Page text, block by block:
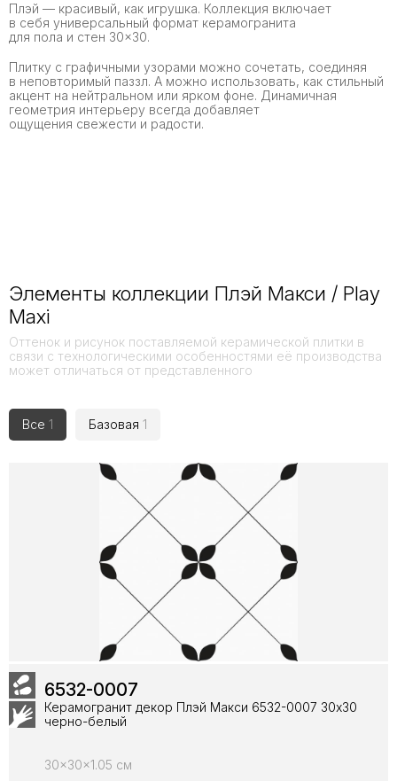
Плэй — красивый, как игрушка. Коллекция включает
в себя универсальный формат керамогранита
для пола и стен 30×30.
Плитку с графичными узорами можно сочетать, соединяя
в неповторимый паззл. А можно использовать, как стильный
акцент на нейтральном или ярком фоне. Динамичная
геометрия интерьеру всегда добавляет
ощущения свежести и радости.
Элементы коллекции Плэй Макси / Play
Maxi
Оттенок и рисунок поставляемой керамической плитки в
связи с технологическими особенностями её производства
может отличаться от представленного
Все 1 Базовая 1
6532-0007
Керамогранит декор Плэй Макси 6532-0007 30х30
черно-белый
30x30x1.05 см